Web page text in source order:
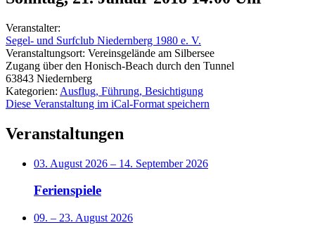
Veranstalter:
Segel- und Surfclub Niedernberg 1980 e. V.
Veranstaltungsort: Vereinsgelände am Silbersee
Zugang über den Honisch-Beach durch den Tunnel
63843 Niedernberg
Kategorien: Ausflug, Führung, Besichtigung
Diese Veranstaltung im iCal-Format speichern
Veranstaltungen
03. August 2026 – 14. September 2026
Ferienspiele
09. – 23. August 2026